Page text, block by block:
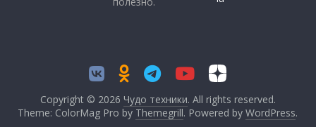
Copyright © 2026 Чудо техники. All rights reserved.
Theme: ColorMag Pro by Themegrill. Powered byWordPress.